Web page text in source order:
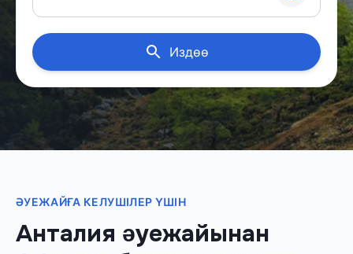
Издөө
ӘУЕЖАЙҒА КЕЛУШІЛЕР ҮШІН
Анталия әуежайынан